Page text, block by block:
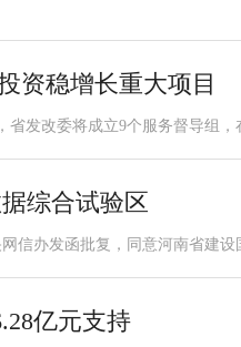
资稳增长重大项目
省发改委将成立9个服务督导组
综合试验区
信办发函批复，同意河南省建
亿元支持